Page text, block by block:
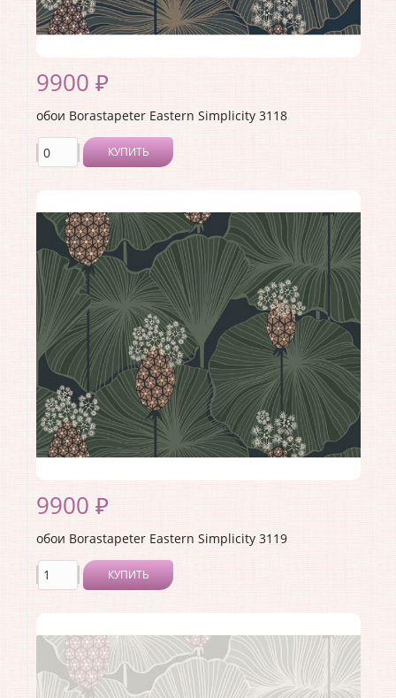
9900 ₽
обои Borastapeter Eastern Simplicity 3118
КУПИТЬ
Коллекция:
Eastern Simplicity
Длина рулона:10.05
Ширина рулона:0.53
Материал покрытия: Без покрытия
Страна:Швеция
Материал основы:Флизелин
Раппорт:<>
9900 ₽
обои Borastapeter Eastern Simplicity 3119
КУПИТЬ
Производитель:Borastapeter
Коллекция:
Eastern Simplicity
Длина рулона:10.05
Ширина рулона:0.53
Материал покрытия: Без покрытия
Страна:Швеция